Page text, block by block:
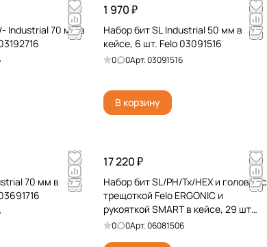
Industrial 70 мм в
1 970 ₽
Набор бит SL Industrial 50 мм в
кейсе, 6 шт. Felo 03091516
0 0Арт.03091516
В корзину
70 мм в
17 220 ₽
Набор бит SL/PH/Tx/HEX и головок с
трещоткой Felo ERGONIC и
рукояткой SMART в кейсе, 29 шт
06081506
0 0Арт.06081506